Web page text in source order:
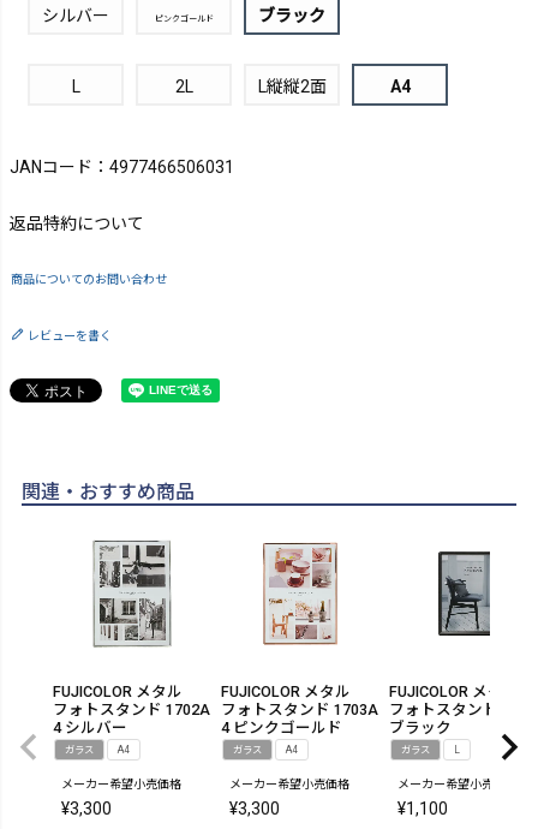
シルバー ピンクゴールド ブラック
L 2L L縦縦2面 A4
JANコード：4977466506031
返品特約について
商品についてのお問い合わせ
レビューを書く
関連・おすすめ商品
FUJICOLOR メタル
フォトスタンド 1702A
4 シルバー
ガラス A4
メーカー希望小売価格
¥3,300
FUJICOLOR メタル
フォトスタンド 1703A
4 ピンクゴールド
ガラス A4
メーカー希望小売価格
¥3,300
FUJICOLOR メタル
フォトスタンド
ブラック
ガラス
メーカー希望小売価格
¥1,100